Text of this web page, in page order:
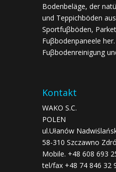
Bodenbeläge, der
und Teppichböden
Sportfuβböden,
Fuβbodenpaneele
Fuβbodenreinigung
Kontakt
WAKO S.C.
POLEN
ul.Ułanów
58-310 Szczawno
Mobile. +48 608 693
tel/fax +48 74 846 32